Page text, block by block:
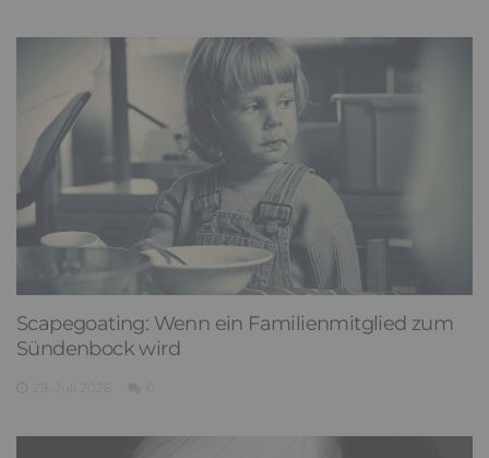
Scapegoating: Wenn ein Familienmitglied zum
Sündenbock wird